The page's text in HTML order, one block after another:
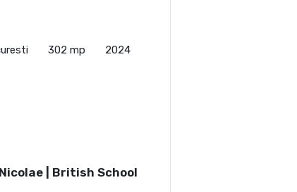
302 mp 2024
| British School